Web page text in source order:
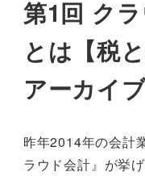
第1回 ク
とは【税
アーカイ
昨年2014年の会計
ラウド会計』が挙げ